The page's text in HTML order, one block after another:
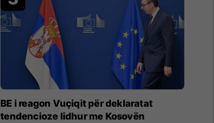
BE i reagon Vuçiqit për deklaratat
tendencioze lidhur me Kosovën